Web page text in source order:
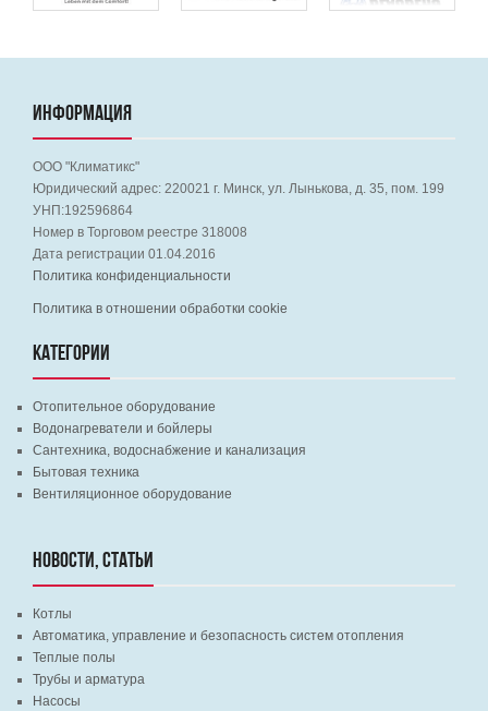
ИНФОРМАЦИЯ
ООО "Климатикс"
Юридический адрес: 220021 г. Минск, ул. Лынькова, д. 35, пом. 199
УНП:192596864
Номер в Торговом реестре 318008
Дата регистрации 01.04.2016
Политика конфиденциальности
Политика в отношении обработки cookie
КАТЕГОРИИ
Отопительное оборудование
Водонагреватели и бойлеры
Сантехника, водоснабжение и канализация
Бытовая техника
Вентиляционное оборудование
НОВОСТИ, СТАТЬИ
Котлы
Автоматика, управление и безопасность систем отопления
Теплые полы
Трубы и арматура
Насосы